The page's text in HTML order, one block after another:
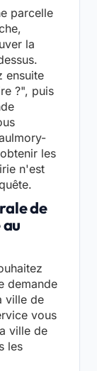
parcelle
la
ensuite
?", puis
les
n'est
de
demande
ville de
vous
ville de
les